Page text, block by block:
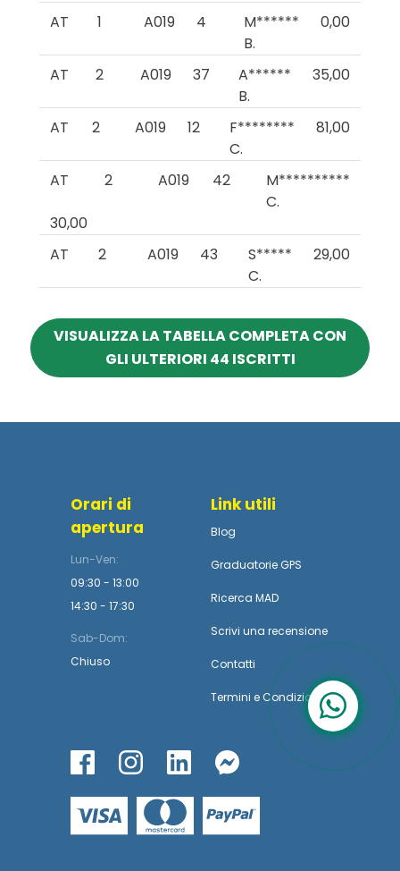
AT 1 A019 4
M******
B.
0,00
AT 2 A019 37
A******
B.
35,00
AT 2 A019 12
F********
C.
81,00
AT 2 A019 42
M**********
C.
30,00
AT
2 A019 43
S*****
C.
29,00
VISUALIZZA LA TABELLA COMPLETA CON
GLI ULTERIORI 44 ISCRITTI
Orari di
apertura
Lun-Ven:
09:30 - 13:00
14:30 - 17:30
Sab-Dom:
Chiuso
Link utili
Blog
Graduatorie GPS
Ricerca MAD
Scrivi una recensione
Contatti
Termini e Condizioni